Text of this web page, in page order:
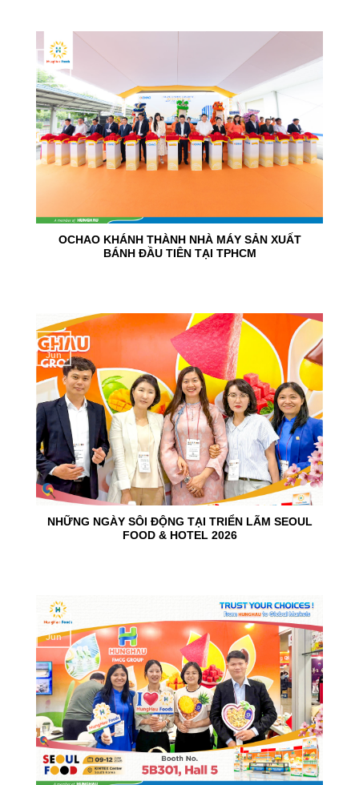
OCHAO KHÁNH THÀNH NHÀ MÁY SẢN XUẤT
BÁNH ĐẦU TIÊN TẠI TPHCM
24
Jun
NHỮNG NGÀY SÔI ĐỘNG TẠI TRIỂN LÃM SEOUL
FOOD & HOTEL 2026
15
Jun
10
Jun